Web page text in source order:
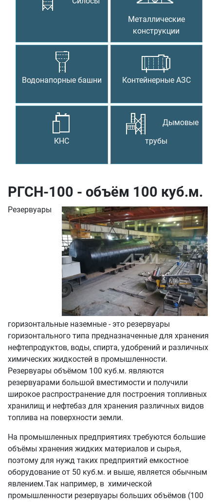
Металлические
конструкции
Водонапорные башни Контейнерные АЗС
КНС
Дымовые
трубы
РГСН-100 - объём 100 куб.м.
Резервуары
горизонтальные наземные - это резервуары
горизонтального типа предназначенные для хранения
нефтепродуктов, воды, спирта, удобрений и различных
химических жидкостей в промышленности.
Резервуары объёмом 100 куб.м. являются
резервуарами большой вместимости и получили
широкое распространение для построения топливных
хранилищ и нефтебаз для хранения различных видов
топлива на поверхности земли.
На промышленных предприятиях требуются большие
объёмы хранения жидких материалов и сырья,
поэтому для нужд таких предприятий емкостное
оборудование от 50 куб.м. и выше, является обычным
явлением.Так например, в химической
промышленности резервуары больших объёмов (100